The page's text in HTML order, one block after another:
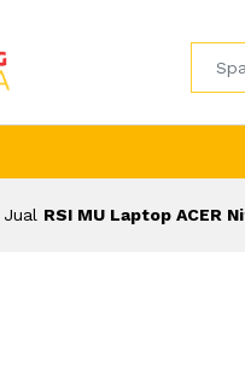
Jual RSI MU Laptop ACER